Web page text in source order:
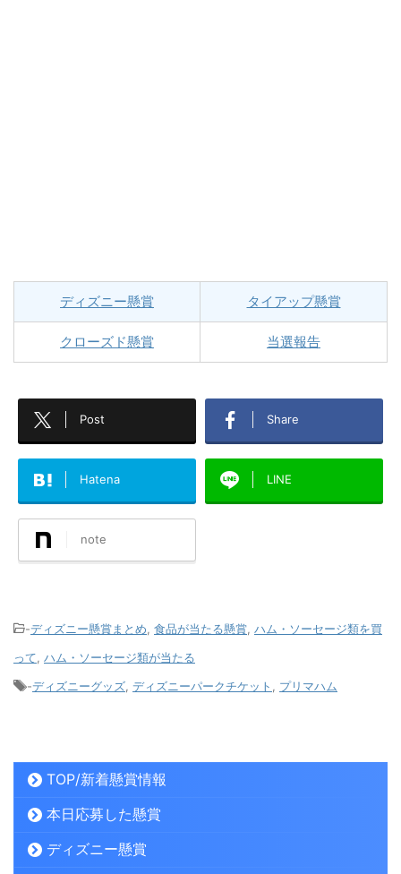
ディズニー懸賞 タイアップ懸賞
クローズド懸賞 当選報告
Post Share
Hatena LINE
note
-ディズニー懸賞まとめ 食品が当たる懸賞 ハム・ソーセージ類を買
って ハム・ソーセージ類が当たる
-ディズニーグッズ ディズニーパークチケット プリマハム
TOP/新着懸賞情報
本日応募した懸賞
ディズニー懸賞